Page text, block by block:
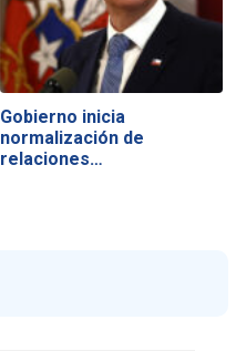
Gobierno inicia
normalización de
relaciones…